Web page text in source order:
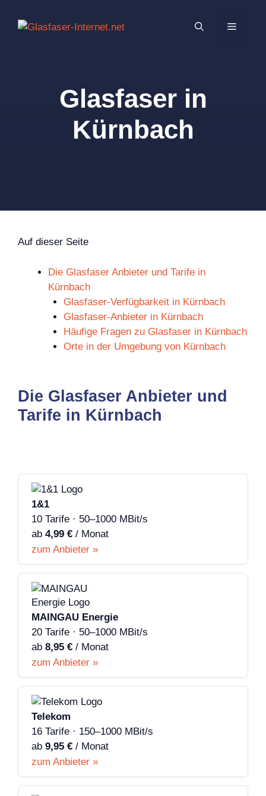
Inhalt
MENÜ
Glasfaser in
Kürnbach
Auf dieser Seite
Die Glasfaser Anbieter und Tarife in
Kürnbach
Glasfaser-Verfügbarkeit in Kürnbach
Glasfaser-Anbieter in Kürnbach
Häufige Fragen zu Glasfaser in Kürnbach
Orte in der Umgebung von Kürnbach
Die Glasfaser Anbieter und
Tarife in Kürnbach
1&1
10 Tarife · 50–1000 MBit/s
ab 4,99 € / Monat
zum Anbieter »
MAINGAU Energie
20 Tarife · 50–1000 MBit/s
ab 8,95 € / Monat
zum Anbieter »
Telekom
16 Tarife · 150–1000 MBit/s
ab 9,95 € / Monat
zum Anbieter »